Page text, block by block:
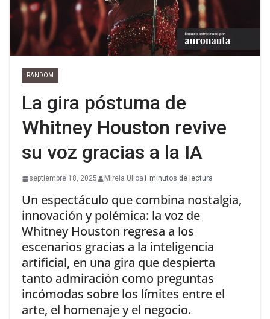
RANDOM
La gira póstuma de
Whitney Houston revive
su voz gracias a la IA
septiembre 18, 2025 Mireia Ulloa1 minutos de lectura
Un espectáculo que combina nostalgia,
innovación y polémica: la voz de
Whitney Houston regresa a los
escenarios gracias a la inteligencia
artificial, en una gira que despierta
tanto admiración como preguntas
incómodas sobre los límites entre el
arte, el homenaje y el negocio.